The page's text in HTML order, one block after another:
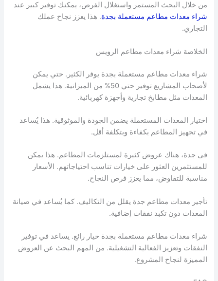
من خلال البحث المستمر واستغلال الفرص، يمكنك توفير كبير عند
شراء معدات مطاعم مستعملة بجدة. هذا يعزز نجاح عملك
التجاري.
الخلاصة شراء معدات مطاعم الرويس
شراء معدات مطاعم مستعملة بجدة يوفر الكثير. حتي يمكن
لأصحاب المشاريع توفير حتي 50% من الميزانية. هذا يشمل
المعدات مثل مطابخ تجارية وأجهزة كهربائية.
اختيار المعدات المستعملة يضمن الجودة والموثوقية. هذا يُساعد
في تجهيز المطاعم بكفاءة وبتكلفة أقل.
في جدة، هناك عروض كثيرة لمستلزمات المطاعم. هذا يمكن
للمستثمرين العثور على خيارات تناسب احتياجاتهم. الأسعار
مناسبة للتفاوض، مما يعزز فرص النجاح.
تأجير معدات مطاعم جدة يقلل من التكاليف. كما يُساعد في صيانة
المعدات دون تكبد نفقات إضافية.
شراء معدات مطاعم مستعملة بجدة خيار رائع. يساعد في توفير
النفقات وتعزيز الفعالية التشغيلية. من المهم البحث عن العروض
المميزة لنجاح المشروع.